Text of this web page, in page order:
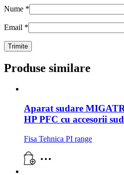
Nume *
Email *
Produse similare
Aparat sudare
HP PFC cu accesorii
Fisa Tehnica PI range